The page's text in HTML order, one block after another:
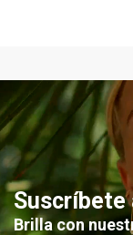
Suscríbete
Brilla con